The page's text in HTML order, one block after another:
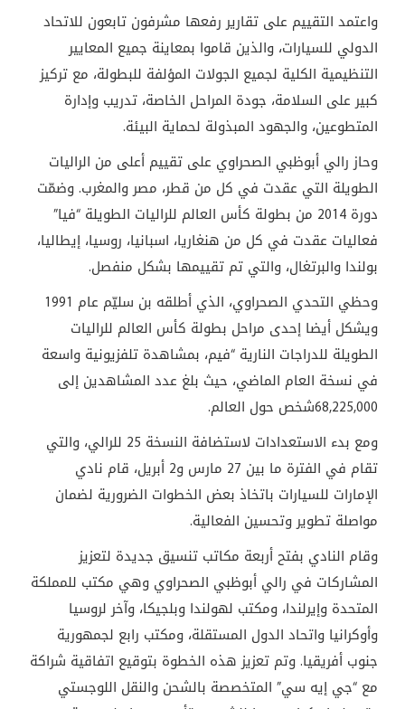
واعتمد التقييم على تقارير رفعها مشرفون تابعون للاتحاد
الدولي للسيارات، والذين قاموا بمعاينة جميع المعايير
التنظيمية الكلية لجميع الجولات المؤلفة للبطولة، مع تركيز
كبير على السلامة، جودة المراحل الخاصة، تدريب وإدارة
المتطوعين، والجهود المبذولة لحماية البيئة.
وحاز رالي أبوظبي الصحراوي على تقييم أعلى من الراليات
الطويلة التي عقدت في كل من قطر، مصر والمغرب. وضمّت
دورة 2014 من بطولة كأس العالم للراليات الطويلة “فيا”
فعاليات عقدت في كل من هنغاريا، اسبانيا، روسيا، إيطاليا،
بولندا والبرتغال، والتي تم تقييمها بشكل منفصل.
وحظي التحدي الصحراوي، الذي أطلقه بن سليّم عام 1991
ويشكل أيضا إحدى مراحل بطولة كأس العالم للراليات
الطويلة للدراجات النارية “فيم، بمشاهدة تلفزيونية واسعة
في نسخة العام الماضي، حيث بلغ عدد المشاهدين إلى
68,225,000شخص حول العالم.
ومع بدء الاستعدادات لاستضافة النسخة 25 للرالي، والتي
تقام في الفترة ما بين 27 مارس و2 أبريل، قام نادي
الإمارات للسيارات باتخاذ بعض الخطوات الضرورية لضمان
مواصلة تطوير وتحسين الفعالية.
وقام النادي بفتح أربعة مكاتب تنسيق جديدة لتعزيز
المشاركات في رالي أبوظبي الصحراوي وهي مكتب للمملكة
المتحدة وإيرلندا، ومكتب لهولندا وبلجيكا، وآخر لروسيا
وأوكرانيا واتحاد الدول المستقلة، ومكتب رابع لجمهورية
جنوب أفريقيا. وتم تعزيز هذه الخطوة بتوقيع اتفاقية شراكة
مع “جي إيه سي” المتخصصة بالشحن والنقل اللوجستي